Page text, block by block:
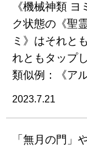
《機械神類
ク状態の《聖
ミ》はそれと
れともタップ
類似例：《ア
2023.7.21
「無月の門」